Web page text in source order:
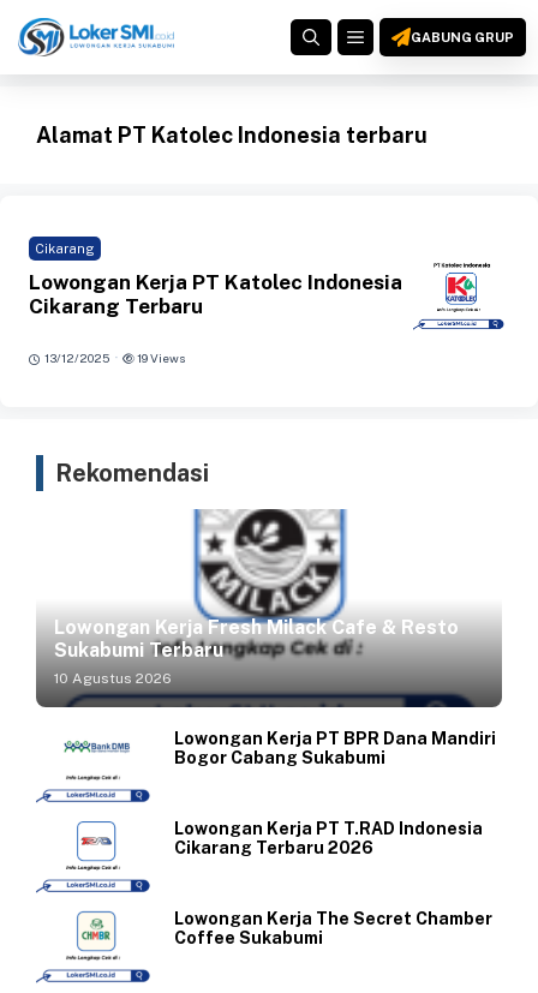
ke
MENUGABUNG GRUP
Alamat PT Katolec Indonesia terbaru
Cikarang
Lowongan Kerja PT Katolec Indonesia
Cikarang Terbaru
13/12/2025 · 19 Views
Rekomendasi
Lowongan Kerja Fresh Milack Cafe & Resto
Sukabumi Terbaru
10 Agustus 2026
Lowongan Kerja PT BPR Dana Mandiri
Bogor Cabang Sukabumi
Lowongan Kerja PT T.RAD Indonesia
Cikarang Terbaru 2026
Lowongan Kerja The Secret Chamber
Coffee Sukabumi